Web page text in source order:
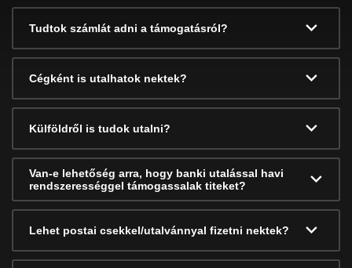
Tudtok számlát adni a támogatásról?
Cégként is utalhatok nektek?
Külföldről is tudok utalni?
Van-e lehetőség arra, hogy banki utalással havi
rendszerességgel támogassalak titeket?
Lehet postai csekkel/utalvánnyal fizetni nektek?